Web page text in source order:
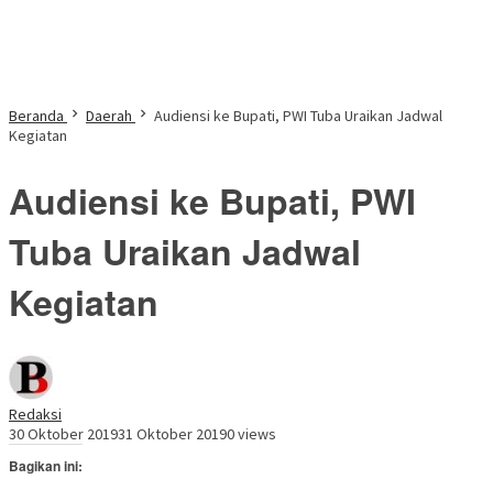
Beranda Daerah
Audiensi ke Bupati, PWI Tuba Uraikan Jadwal
Kegiatan
Audiensi ke Bupati, PWI
Tuba Uraikan Jadwal
Kegiatan
Redaksi
30 Oktober 201931 Oktober 20190 views
Bagikan ini: